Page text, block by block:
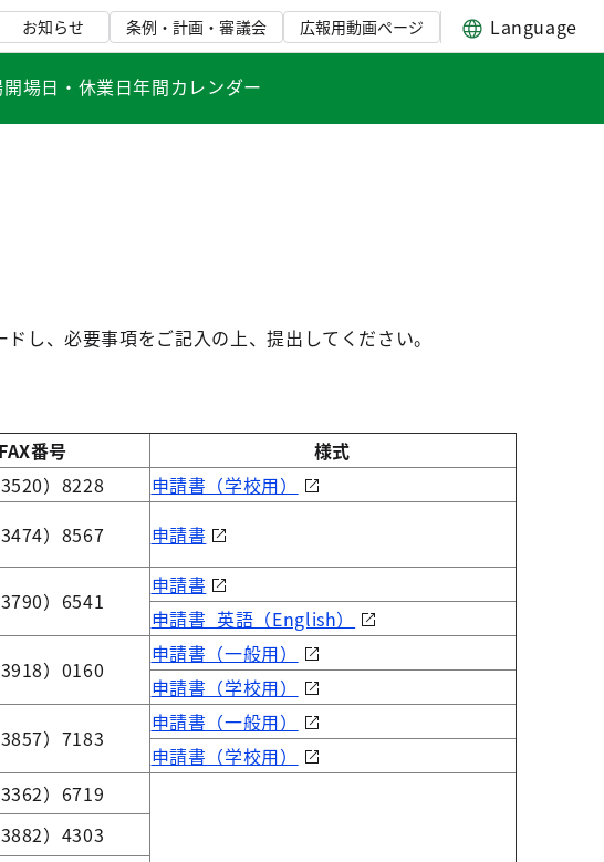
お知らせ 条例・計画・審議会 広報用動画ページ Language
開場日・休業日年間カレンダー
し、必要事項をご記入の上、提出してください。
FAX番号
様式
）8228
申請書（学校用）
）8567 申請書
）6541
申請書
申請書_英語（English）
）0160
申請書（一般用）
申請書（学校用）
）7183
申請書（一般用）
申請書（学校用）
）6719
）4303